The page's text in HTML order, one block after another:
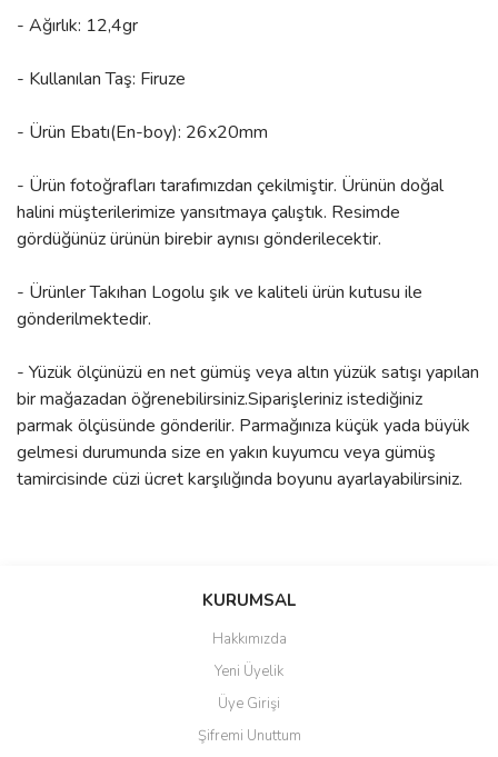
- Ağırlık: 12,4gr
- Kullanılan Taş: Firuze
- Ürün Ebatı(En-boy): 26x20mm
- Ürün fotoğrafları tarafımızdan çekilmiştir. Ürünün doğal
halini müşterilerimize yansıtmaya çalıştık. Resimde
gördüğünüz ürünün birebir aynısı gönderilecektir.
- Ürünler Takıhan Logolu şık ve kaliteli ürün kutusu ile
gönderilmektedir.
- Yüzük ölçünüzü en net gümüş veya altın yüzük satışı yapılan
bir mağazadan öğrenebilirsiniz.Siparişleriniz istediğiniz
parmak ölçüsünde gönderilir. Parmağınıza küçük yada büyük
gelmesi durumunda size en yakın kuyumcu veya gümüş
tamircisinde cüzi ücret karşılığında boyunu ayarlayabilirsiniz.
Bu ürüne ilk yorumu siz yapın!
Yorum Yaz
Ürün resmi kalitesiz, bozuk veya görüntülenemiyor.
Ürün açıklamasında eksik bilgiler bulunuyor.
Ürün bilgilerinde hatalar bulunuyor.
KURUMSAL
Hakkımızda
Yeni Üyelik
Üye Girişi
Şifremi Unuttum